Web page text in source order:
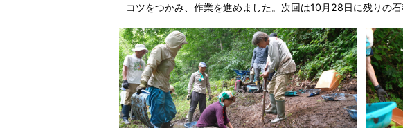
コツをつかみ、作業を進めました。次回は10月28日に残りの石